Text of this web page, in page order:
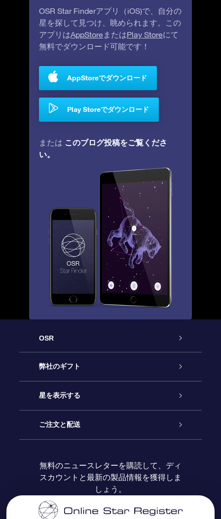
OSR Star Finderアプリ（iOS)で、自分の
星を探して見つけ、眺められます。この
アプリはAppStore またはPlay Storeにて
無料でダウンロード可能です！
AppStoreでダウンロード
Play Storeでダウンロード
または このブログ投稿をご覧くださ
い。
OSR
カスタマーサービス
お問い合わせ
ブログ
レビュー
弊社のギフト
Online Starギフト
OSRギフトパック
OSR ギフトカード
法人ギフト
星を表示する
星の登録
カスタマイズされたStar Page
One Million Stars
ご注文と配送
お支払いに関する情報
配送に関する情報
無料のニュースレターを購読して、ディ
スカウントと最新の製品情報を獲得しま
しょう。